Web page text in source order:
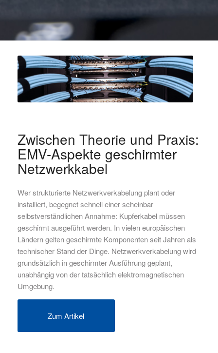
Zwischen Theorie und Praxis:
EMV-Aspekte geschirmter
Netzwerkkabel
Wer strukturierte Netzwerkverkabelung plant oder
installiert, begegnet schnell einer scheinbar
selbstverständlichen Annahme: Kupferkabel müssen
geschirmt ausgeführt werden. In vielen europäischen
Ländern gelten geschirmte Komponenten seit Jahren als
technischer Stand der Dinge. Netzwerkverkabelung wird
grundsätzlich in geschirmter Ausführung geplant,
unabhängig von der tatsächlich elektromagnetischen
Umgebung.
Zum Artikel